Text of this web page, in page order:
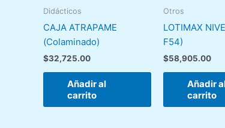
Didácticos
CAJA ATRAPAME
(Colaminado)
$32,725.00
Añadir al
carrito
Otros
LOTIMAX
F54)
$58,905.00
Añadir
carrito